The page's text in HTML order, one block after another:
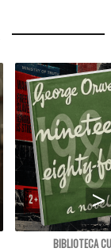
BIBLIOTECA